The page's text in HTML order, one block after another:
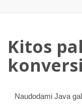
Kitos
Naudodami Java